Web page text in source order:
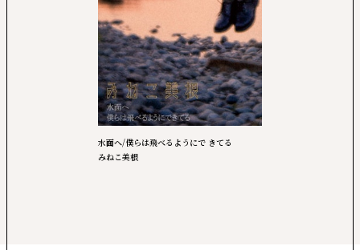
水面へ/僕らは飛べるようにで きてる
みねこ美根